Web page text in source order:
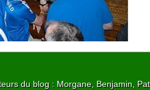
du blog : Morgane, Benjamin,